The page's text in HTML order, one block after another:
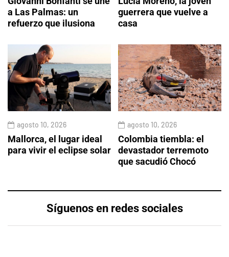
a Las Palmas: un
refuerzo que ilusiona
guerrera que vuelve a
casa
agosto 10, 2026
Mallorca, el lugar ideal
para vivir el eclipse solar
agosto 10, 2026
Colombia tiembla: el
devastador terremoto
que sacudió Chocó
Síguenos en redes sociales